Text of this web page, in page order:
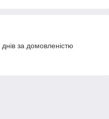
за домовленістю